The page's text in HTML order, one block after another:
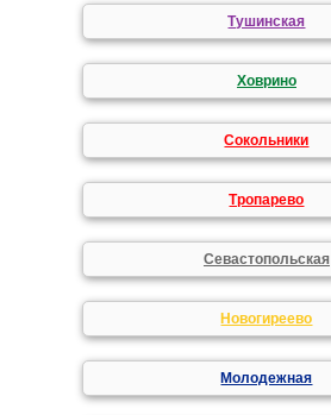
Тушинская
Ховрино
Сокольники
Тропарево
Севастопольская
Новогиреево
Молодежная